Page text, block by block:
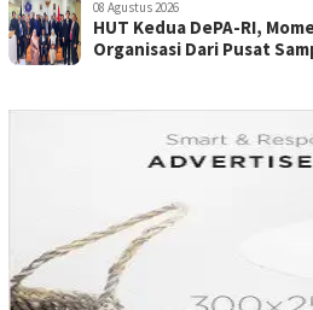
08 Agustus 2026
HUT Kedua DePA-RI,
Organisasi Dari Pusat